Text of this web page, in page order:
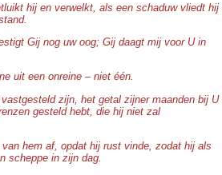
hij en verwelkt, als een schaduw vliedt hij
Gij nog uw oog; Gij daagt mij voor U in
uit een onreine – niet één.
zijn, het getal zijner maanden bij U
gesteld hebt, die hij niet zal
hem af, opdat hij rust vinde, zodat hij als
scheppe in zijn dag.